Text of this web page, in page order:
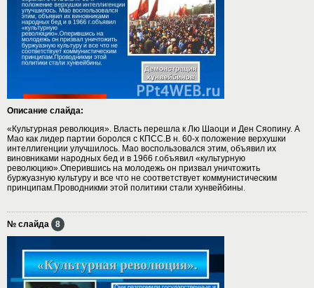
Описание слайда:
«Культурная революция». Власть перешла к Лю Шаоци и Ден Сяопину. А
Мао как лидер партии боролся с КПСС.В н. 60-х положение верхушки
интеллигенции улучшилось. Мао воспользовался этим, объявил их
виновниками народных бед и в 1966 г.объявил «культурную
революцию».Оперившись на молодежь он призвал уничтожить
буржуазную культуру и все что не соответствует коммунистическим
принципам.Проводникми этой политики стали хунвейбины.
№ слайда 8